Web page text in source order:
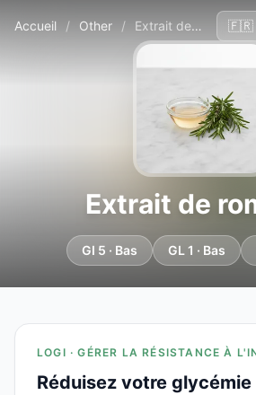
Accueil / Other / Extrait de romarin
Extrait de
GI 5 · Bas GL 1 · Bas
LOGI · GÉRER LA RÉSISTANCE À
Réduisez votre